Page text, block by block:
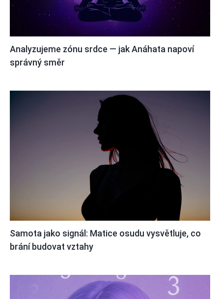
Analyzujeme zónu srdce — jak Anáhata napoví
správný směr
Samota jako signál: Matice osudu vysvětluje, co
brání budovat vztahy